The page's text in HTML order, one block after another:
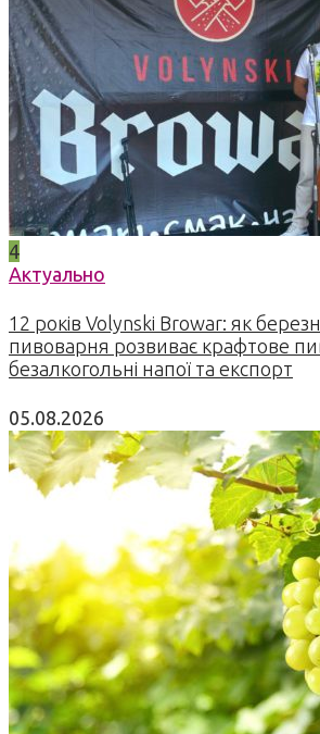
4
Актуально
12 років Volynski Browar: як
пивоварня розвиває крафтове
безалкогольні напої та експорт
05.08.2026